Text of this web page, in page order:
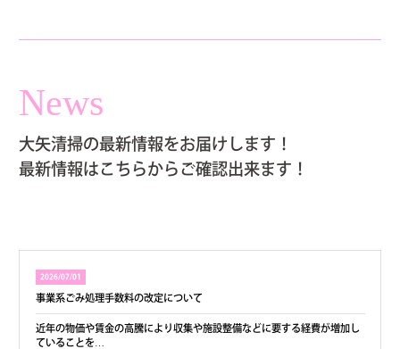
News
大矢清掃の最新情報をお届けします！
最新情報はこちらからご確認出来ます！
2026/07/01
事業系ごみ処理手数料の改定について
近年の物価や賃金の高騰により収集や施設整備などに要する経費が増加し
ていることを…